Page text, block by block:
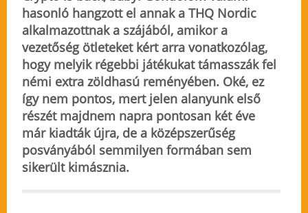
hasonló hangzott el annak a THQ Nordic
alkalmazottnak a szájából, amikor a
vezetőség ötleteket kért arra vonatkozólag,
hogy melyik régebbi játékukat támasszák fel
némi extra zöldhasú reményében. Oké, ez
így nem pontos, mert jelen alanyunk első
részét majdnem napra pontosan két éve
már kiadták újra, de a középszerűség
posványából semmilyen formában sem
sikerült kimásznia.